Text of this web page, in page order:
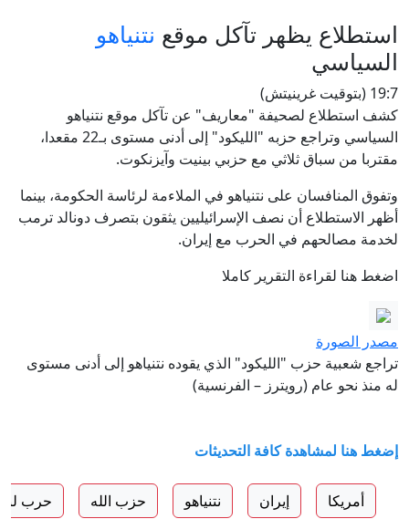
استطلاع يظهر تآكل موقع نتنياهو
السياسي
19:7 (بتوقيت غرينيتش)
كشف استطلاع لصحيفة "معاريف" عن تآكل موقع نتنياهو
السياسي وتراجع حزبه "الليكود" إلى أدنى مستوى بـ22 مقعدا،
مقتربا من سباق ثلاثي مع حزبي بينيت وآيزنكوت.
وتفوق المنافسان على نتنياهو في الملاءمة لرئاسة الحكومة، بينما
أظهر الاستطلاع أن نصف الإسرائيليين يثقون بتصرف دونالد ترمب
لخدمة مصالحهم في الحرب مع إيران.
اضغط هنا لقراءة التقرير كاملا
مصدر الصورة
تراجع شعبية حزب "الليكود" الذي يقوده نتنياهو إلى أدنى مستوى
له منذ نحو عام (رويترز – الفرنسية)
إضغط هنا لمشاهدة كافة التحديثات
أمريكا إيران نتنياهو حزب الله حرب